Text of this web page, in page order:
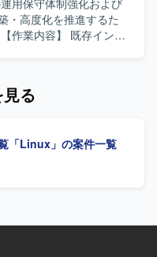
応の双方に取り組んで
を高めることができま
した環境で、ABAPによ
を行います。Office製
用保守体制強化および
・高度化を推進するた
バー構築をTerraform
境のセキュリティ監視
っていただきます。加
モダンな技術の習得に
る
「Linux」の案件一覧